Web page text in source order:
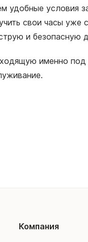
удобные условия
свои часы уже
и безопасную
именно под
Компания